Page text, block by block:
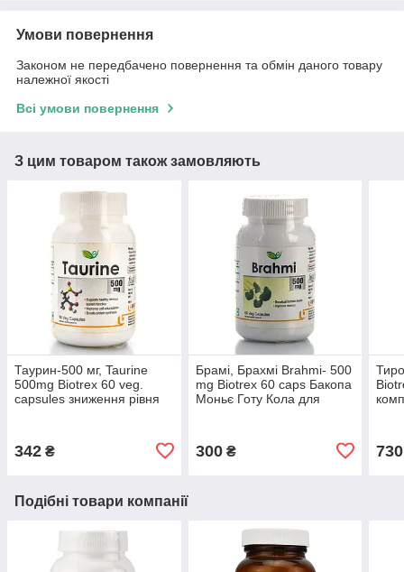
Умови повернення
Законом не передбачено повернення та обмін даного товару
належної якості
Всі умови повернення
З цим товаром також замовляють
Таурин-500 мг, Taurine
500mg Biotrex 60 veg.
capsules зниження рівня
342 ₴
Брамі, Брахмі Brahmi- 500
mg Biotrex 60 caps Бакопа
Моньє Готу Кола для
300₴ 730
Подібні товари компанії